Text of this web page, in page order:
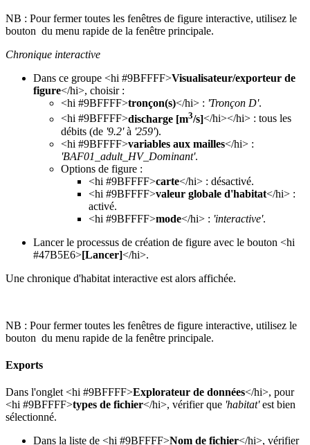
NB : Pour fermer toutes les fenêtres de figure interactive, utilisez le
bouton du menu rapide de la fenêtre principale.
Chronique interactive
Dans ce groupe <hi #9BFFFF>Visualisateur/exporteur de
figure</hi>, choisir :
<hi #9BFFFF>tronçon(s)</hi> : 'Tronçon D'.
<hi #9BFFFF>discharge [m3/s]</hi></hi> : tous les
débits (de '9.2'à '259').
<hi #9BFFFF>variables aux mailles</hi> :
'BAF01_adult_HV_Dominant'.
Options de figure :
<hi #9BFFFF>carte</hi> : désactivé.
<hi #9BFFFF>valeur globale d'habitat</hi> :
activé.
<hi #9BFFFF>mode</hi> : 'interactive'.
Lancer le processus de création de figure avec le bouton <hi
#47B5E6>[Lancer]</hi>.
Une chronique d'habitat interactive est alors affichée.
NB : Pour fermer toutes les fenêtres de figure interactive, utilisez le
bouton du menu rapide de la fenêtre principale.
Exports
Dans l'onglet <hi #9BFFFF>Explorateur de données</hi>, pour
<hi #9BFFFF>types de fichier</hi>, vérifier que 'habitat'est bien
sélectionné.
Dans la liste de <hi #9BFFFF>Nom de fichier</hi>, vérifier